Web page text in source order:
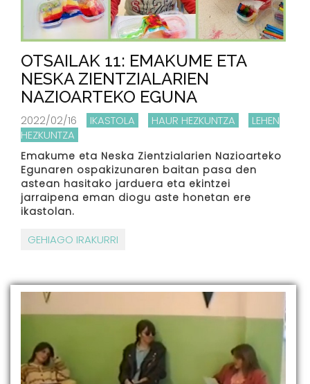
OTSAILAK 11: EMAKUME ETA
NESKA ZIENTZIALARIEN
NAZIOARTEKO EGUNA
2022/02/16 IKASTOLA HAUR HEZKUNTZA
LEHEN
HEZKUNTZA
Emakume eta Neska Zientzialarien Nazioarteko
Egunaren ospakizunaren baitan pasa den
astean hasitako jarduera eta ekintzei
jarraipena eman diogu aste honetan ere
ikastolan.
GEHIAGO IRAKURRI